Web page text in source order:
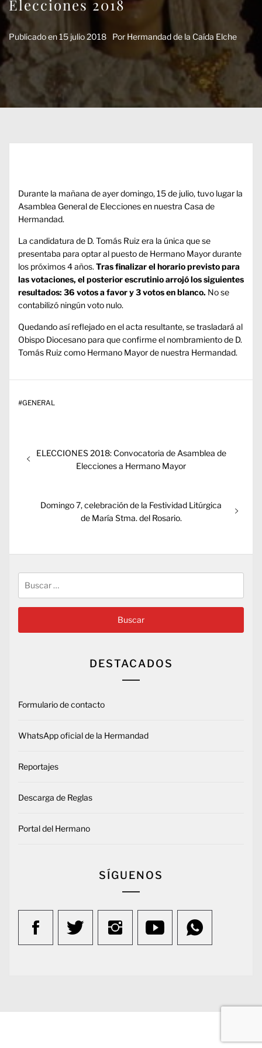
Elecciones 2018
Publicado en15 julio 2018 Por Hermandad de la Caída Elche
Durante la mañana de ayer domingo, 15 de julio, tuvo lugar la
Asamblea General de Elecciones en nuestra Casa de
Hermandad.
La candidatura de D. Tomás Ruiz era la única que se
presentaba para optar al puesto de Hermano Mayor durante
los próximos 4 años. Tras finalizar el horario previsto para
las votaciones, el posterior escrutinio arrojó los siguientes
resultados: 36 votos a favor y 3 votos en blanco. No se
contabilizó ningún voto nulo.
Quedando así reflejado en el acta resultante, se trasladará al
Obispo Diocesano para que confirme el nombramiento de D.
Tomás Ruiz como Hermano Mayor de nuestra Hermandad.
#GENERAL
de
Entrada
ELECCIONES 2018: Convocatoria de Asamblea de
Elecciones a Hermano Mayor
Entrada
Domingo 7, celebración de la Festividad Litúrgica
de María Stma. del Rosario.
DESTACADOS
Formulario de contacto
WhatsApp oficial de la Hermandad
Reportajes
Descarga de Reglas
Portal del Hermano
SÍGUENOS